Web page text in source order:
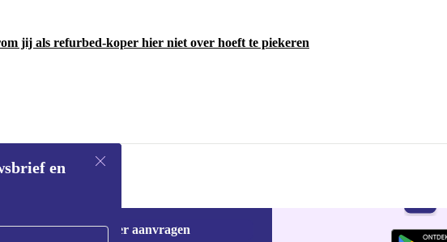
jij als refurbed-koper hier niet over hoeft te piekeren
en
Voucher aanvragen